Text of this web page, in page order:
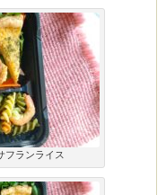
ランライス